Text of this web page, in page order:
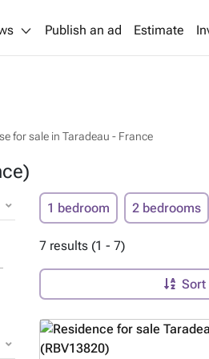
Publish an ad Estimate
for sale in Taradeau - France
1 bedroom 2 bedrooms
7 results (1 - 7)
Sort